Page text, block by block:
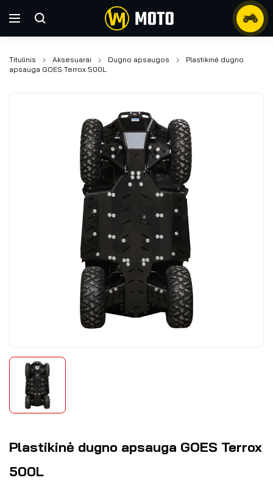
Titulinis Aksesuarai Dugno apsaugos
Plastikinė dugno
apsauga GOES Terrox 500L
Plastikinė dugno apsauga GOES Terrox
500L